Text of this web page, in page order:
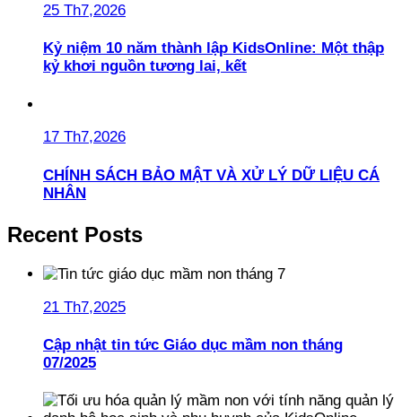
25 Th7,2026
Kỷ niệm 10 năm thành lập KidsOnline: Một thập
kỷ khơi nguồn tương lai, kết
17 Th7,2026
CHÍNH SÁCH BẢO MẬT VÀ XỬ LÝ DỮ LIỆU CÁ
NHÂN
Recent Posts
21 Th7,2025
Cập nhật tin tức Giáo dục mầm non tháng
07/2025